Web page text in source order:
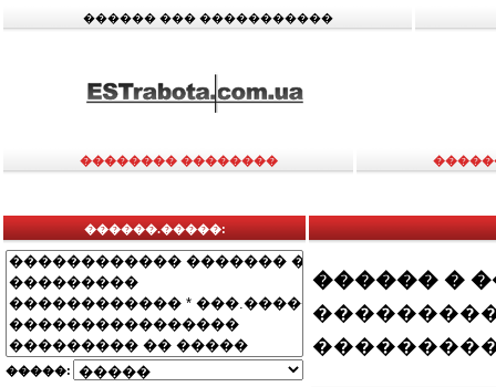
������ ��� �����������
�������� ��������
������.�����:
�����:
������ �